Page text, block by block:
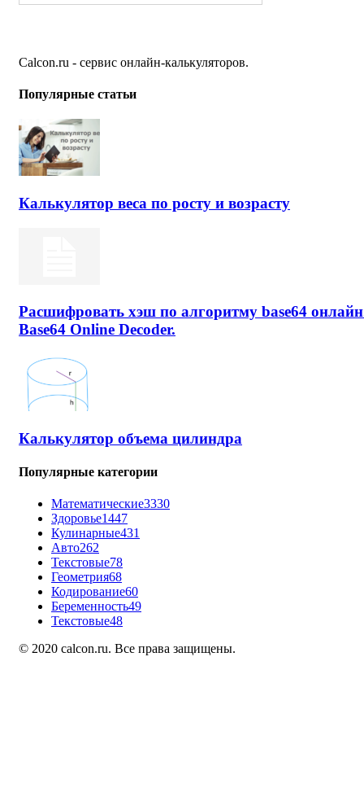
Calcon.ru - сервис онлайн-калькуляторов.
Популярные статьи
Калькулятор веса по росту и возрасту
Расшифровать хэш по алгоритму base64
Base64 Online Decoder.
Калькулятор объема цилиндра
Популярные категории
Математические3330
Здоровье1447
Кулинарные431
Авто262
Текстовые78
Геометрия68
Кодирование60
Беременность49
Текстовые48
© 2020 calcon.ru. Все права защищены.